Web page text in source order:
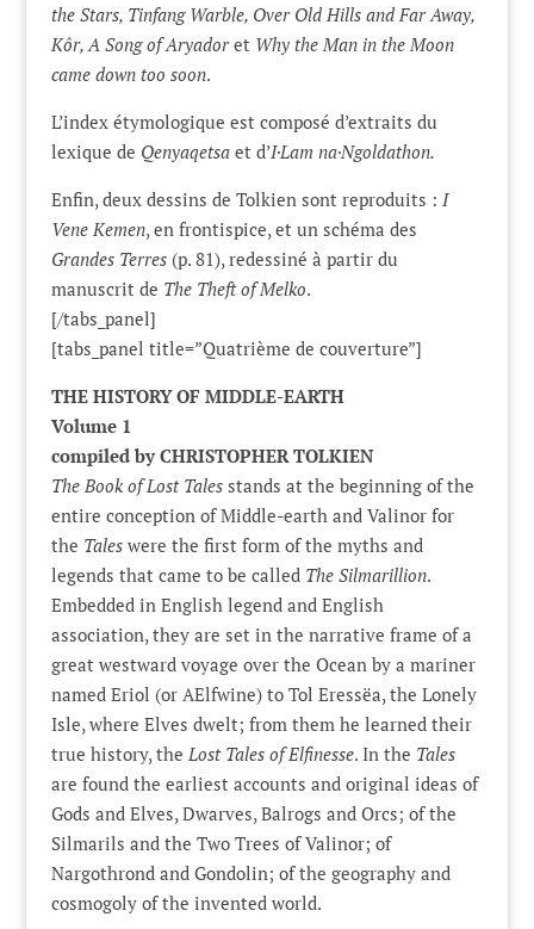
the Stars, Tinfang Warble, Over Old Hills and Far Away,
Kôr, A Song of Aryadoret Why the Man in the Moon
came down too soon.
L’index étymologique est composé d’extraits du
lexique de Qenyaqetsaet d’I·Lam na·Ngoldathon.
Enfin, deux dessins de Tolkien sont reproduits : I
Vene Kemen, en frontispice, et un schéma des
Grandes Terres(p. 81), redessiné à partir du
manuscrit de The Theft of Melko.
[/tabs_panel]
[tabs_panel title=”Quatrième de couverture”]
THE HISTORY OF MIDDLE-EARTH
Volume 1
compiled by CHRISTOPHER TOLKIEN
The Book of Lost Tales stands at the beginning of the
entire conception of Middle-earth and Valinor for
the Taleswere the first form of the myths and
legends that came to be called The Silmarillion.
Embedded in English legend and English
association, they are set in the narrative frame of a
great westward voyage over the Ocean by a mariner
named Eriol (or AElfwine) to Tol Eressëa, the Lonely
Isle, where Elves dwelt; from them he learned their
true history, the Lost Tales of Elfinesse. In the Tales
are found the earliest accounts and original ideas of
Gods and Elves, Dwarves, Balrogs and Orcs; of the
Silmarils and the Two Trees of Valinor; of
Nargothrond and Gondolin; of the geography and
cosmogoly of the invented world.